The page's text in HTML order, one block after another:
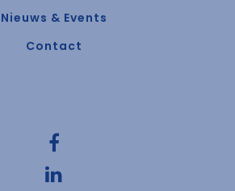
Nieuws & Events
Contact